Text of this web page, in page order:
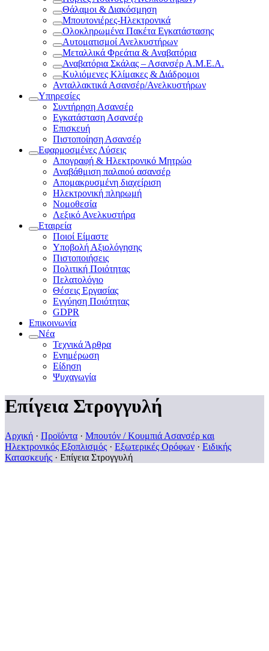
Θάλαμοι & Διακόσμηση
Μπουτονιέρες-Ηλεκτρονικά
Ολοκληρωμένα Πακέτα Εγκατάστασης
Αυτοματισμοί Ανελκυστήρων
Μεταλλικά Φρεάτια & Αναβατόρια
Αναβατόρια Σκάλας – Ασανσέρ Α.Μ.Ε.Α.
Κυλιόμενες Κλίμακες & Διάδρομοι
Ανταλλακτικά Ασανσέρ/Ανελκυστήρων
Υπηρεσίες
Συντήρηση Ασανσέρ
Εγκατάσταση Ασανσέρ
Επισκευή
Πιστοποίηση Ασανσέρ
Εφαρμοσμένες Λύσεις
Απογραφή & Ηλεκτρονικό Μητρώο
Αναβάθμιση παλαιού ασανσέρ
Απομακρυσμένη διαχείριση
Ηλεκτρονική πληρωμή
Νομοθεσία
Λεξικό Ανελκυστήρα
Εταιρεία
Ποιοί Είμαστε
Υποβολή Αξιολόγησης
Πιστοποιήσεις
Πολιτική Ποιότητας
Πελατολόγιο
Θέσεις Εργασίας
Εγγύηση Ποιότητας
GDPR
Επικοινωνία
Νέα
Τεχνικά Άρθρα
Ενημέρωση
Είδηση
Ψυχαγωγία
Επίγεια Στρογγυλή
Αρχική · Προϊόντα · Μπουτόν / Κουμπιά Ασανσέρ και
Ηλεκτρονικός Εξοπλισμός · Εξωτερικές Ορόφων · Ειδικής
Κατασκευής · Επίγεια Στρογγυλή